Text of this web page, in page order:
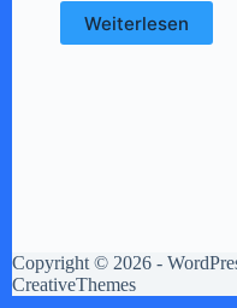
Weiterlesen
Copyright © 2026 -
CreativeThemes